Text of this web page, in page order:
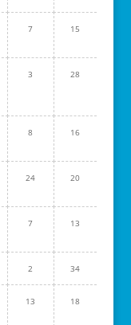
7 15
3 28
8 16
24 20
7 13
2 34
13 18